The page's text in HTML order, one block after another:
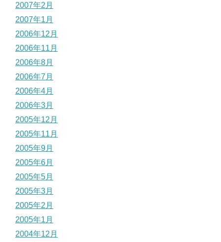
2007年2月
2007年1月
2006年12月
2006年11月
2006年8月
2006年7月
2006年4月
2006年3月
2005年12月
2005年11月
2005年9月
2005年6月
2005年5月
2005年3月
2005年2月
2005年1月
2004年12月